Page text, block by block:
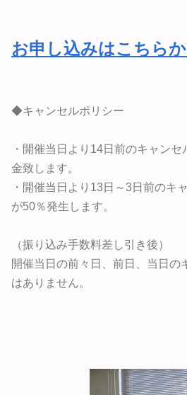
お申し込みはこちら
◆キャンセルポリシー
・開催当日より14日前のキャン
金致します。
・開催当日より13日～3日前のキ
が50％発生します。
（振り込み手数料差し引き後）
開催当日の前々日、前日、当日の
はありません。